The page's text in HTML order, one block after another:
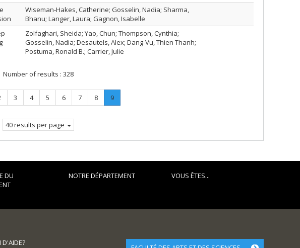
Wiseman-Hakes, Catherine; Gosselin, Nadia; Sharma,
Bhanu; Langer, Laura; Gagnon, Isabelle
Zolfaghari, Sheida; Yao, Chun; Thompson, Cynthia;
Gosselin, Nadia; Desautels, Alex; Dang-Vu, Thien Thanh;
Postuma, Ronald B.; Carrier, Julie
Number of results : 328
Page
3 Page
4 Page
5 Page
6 Page
7 Page
8 Page
9.
Current
40 results per page
DU
NOTRE DÉPARTEMENT VOUS ÊTES...
D'AIDE?